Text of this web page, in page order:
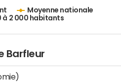
Moyenne nationale
à 2 000 habitants
Barfleur